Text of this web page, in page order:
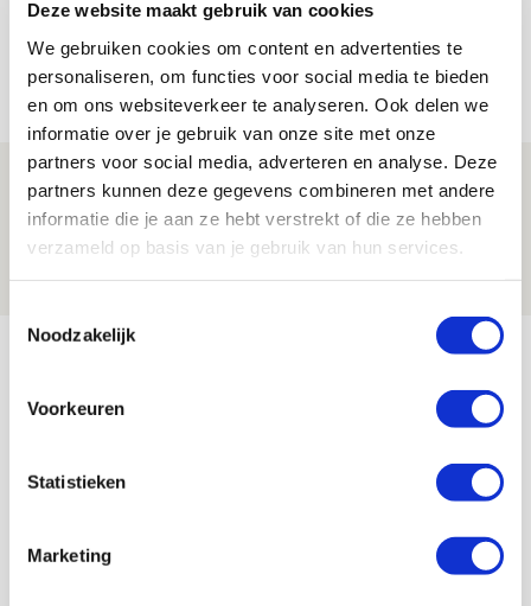
Deze website maakt gebruik van cookies
We gebruiken cookies om content en advertenties te
personaliseren, om functies voor social media te bieden
en om ons websiteverkeer te analyseren. Ook delen we
informatie over je gebruik van onze site met onze
partners voor social media, adverteren en analyse. Deze
partners kunnen deze gegevens combineren met andere
informatie die je aan ze hebt verstrekt of die ze hebben
verzameld op basis van je gebruik van hun services.
Noodzakelijk
Voorkeuren
Statistieken
Marketing
Míchels elf: met welke formatie begin
jij aan nieuw eredivisieseizoen?
08 AUGUSTUS 2026 - 11:34
NIEUWS
Spelen bij Jong Ajax of Ajax 1? Dat
maakt Abdalla ‘geen reet’ uit
08 AUGUSTUS 2026 - 10:04
NIEUWS
Bekijk meer
AUG
11